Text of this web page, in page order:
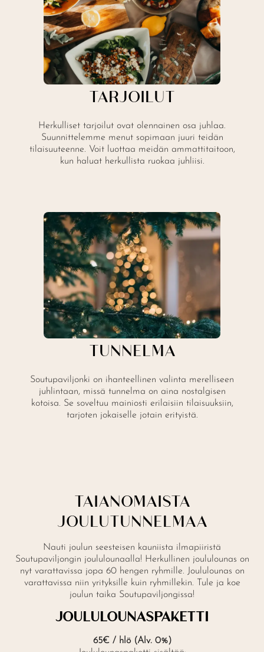
TARJOILUT
Herkulliset tarjoilut ovat olennainen osa juhlaa.
Suunnittelemme menut sopimaan juuri teidän
tilaisuuteenne. Voit luottaa meidän ammattitaitoon,
kun haluat herkullista ruokaa juhliisi.
TUNNELMA
Soutupaviljonki on ihanteellinen valinta merelliseen
juhlintaan, missä tunnelma on aina nostalgisen
kotoisa. Se soveltuu mainiosti erilaisiin tilaisuuksiin,
tarjoten jokaiselle jotain erityistä.
TAIANOMAISTA
JOULUTUNNELMAA
Nauti joulun seesteisen kauniista ilmapiiristä
Soutupaviljongin joululounaalla! Herkullinen joululounas on
nyt varattavissa jopa 60 hengen ryhmille. Joululounas on
varattavissa niin yrityksille kuin ryhmillekin. Tule ja koe
joulun taika Soutupaviljongissa!
JOULULOUNASPAKETTI
65€ / hlö (Alv. 0%)